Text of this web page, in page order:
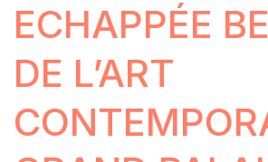
ECHAPPÉE
DE L’ART